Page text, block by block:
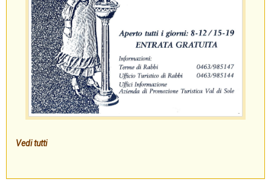
Vedi tutti